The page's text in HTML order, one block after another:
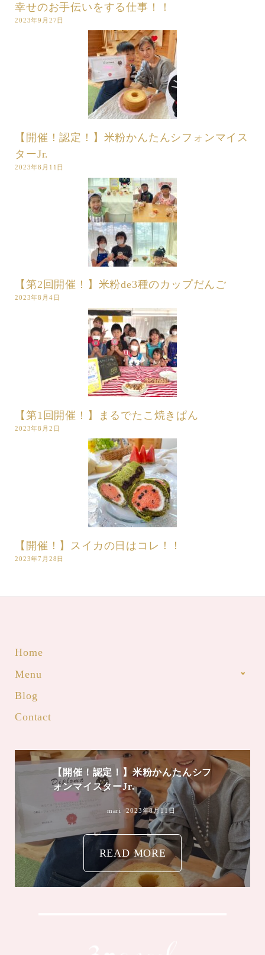
幸せのお手伝いをする仕事！！
2023年9月27日
【開催！認定！】米粉かんたんシフォンマイス
ターJr.
2023年8月11日
【第2回開催！】米粉de3種のカップだんご
2023年8月4日
【第1回開催！】まるでたこ焼きぱん
2023年8月2日
【開催！】スイカの日はコレ！！
2023年7月28日
Home
Menu
Blog
Contact
【開催！認定！】米粉かんたんシフ
ォンマイスターJr.
mari 2023年8月11日
READ MORE